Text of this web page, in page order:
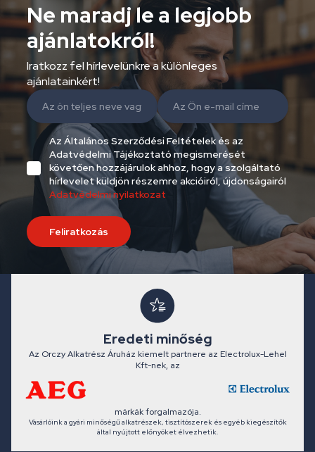
Ne maradj le a legjobb
ajánlatokról!
Iratkozz fel hírlevelünkre a különleges
ajánlatainkért!
Az Általános Szerződési Feltételek és az
Adatvédelmi Tájékoztató megismerését
követően hozzájárulok ahhoz, hogy a szolgáltató
hírlevelet küldjön részemre akcióiról, újdonságairól
Adatvédelmi nyilatkozat
Feliratkozás
Eredeti minőség
Az Orczy Alkatrész Áruház kiemelt partnere az Electrolux-Lehel
Kft-nek, az
márkák forgalmazója.
Vásárlóink a gyári minőségű alkatrészek, tisztítószerek és egyéb kiegészítők
által nyújtott előnyöket élvezhetik.